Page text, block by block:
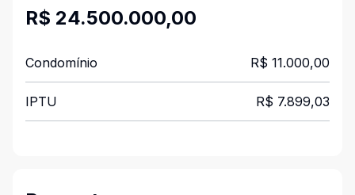
R$ 24.500.000,00
Condomínio R$ 11.000,00
IPTU R$ 7.899,03